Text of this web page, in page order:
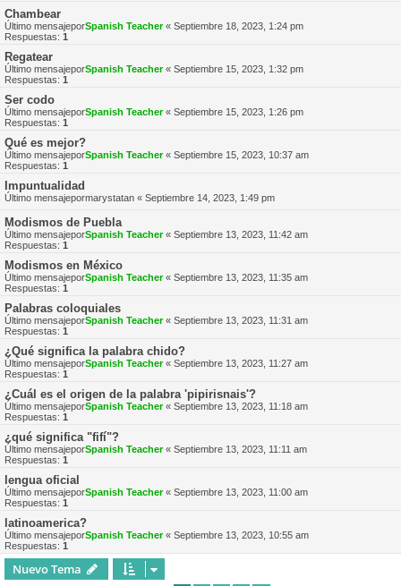
Chambear
Último mensajeporSpanish Teacher« Septiembre 18, 2023, 1:24 pm
Respuestas: 1
Regatear
Último mensajeporSpanish Teacher« Septiembre 15, 2023, 1:32 pm
Respuestas: 1
Ser codo
Último mensajeporSpanish Teacher« Septiembre 15, 2023, 1:26 pm
Respuestas: 1
Qué es mejor?
Último mensajeporSpanish Teacher« Septiembre 15, 2023, 10:37 am
Respuestas: 1
Impuntualidad
Último mensajepormarystatan « Septiembre 14, 2023, 1:49 pm
Modismos de Puebla
Último mensajeporSpanish Teacher« Septiembre 13, 2023, 11:42 am
Respuestas: 1
Modismos en México
Último mensajeporSpanish Teacher« Septiembre 13, 2023, 11:35 am
Respuestas: 1
Palabras coloquiales
Último mensajeporSpanish Teacher« Septiembre 13, 2023, 11:31 am
Respuestas: 1
¿Qué significa la palabra chido?
Último mensajeporSpanish Teacher« Septiembre 13, 2023, 11:27 am
Respuestas: 1
¿Cuál es el origen de la palabra 'pipirisnais'?
Último mensajeporSpanish Teacher« Septiembre 13, 2023, 11:18 am
Respuestas: 1
¿qué significa "fifí"?
Último mensajeporSpanish Teacher« Septiembre 13, 2023, 11:11 am
Respuestas: 1
lengua oficial
Último mensajeporSpanish Teacher« Septiembre 13, 2023, 11:00 am
Respuestas: 1
latinoamerica?
Último mensajeporSpanish Teacher« Septiembre 13, 2023, 10:55 am
Respuestas: 1
Nuevo Tema